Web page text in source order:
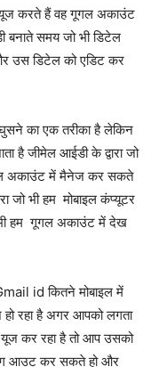
यूज करते हैं वह गूगल अकाउंट
बनाते समय जो भी डिटेल
उस डिटेल को एडिट कर
का एक तरीका है लेकिन
है जीमेल आईडी के द्वारा जो
अकाउंट में मैनेज कर सकते
जो भी हम मोबाइल कंप्यूटर
हम गूगल अकाउंट में देख
id कितने मोबाइल में
रहा है अगर आपको लगता
कर रहा है तो आप उसको
आउट कर सकते हो और